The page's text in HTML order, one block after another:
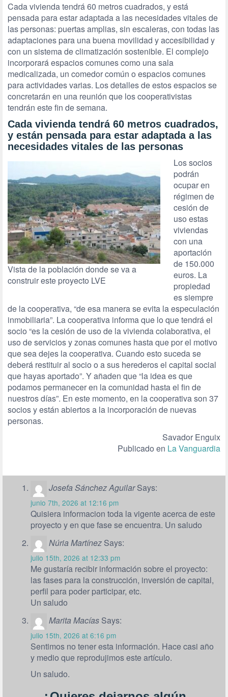
Cada vivienda tendrá 60 metros cuadrados, y está
pensada para estar adaptada a las necesidades vitales de
las personas: puertas amplias, sin escaleras, con todas las
adaptaciones para una buena movilidad y accesibilidad y
con un sistema de climatización sostenible. El complejo
incorporará espacios comunes como una sala
medicalizada, un comedor común o espacios comunes
para actividades varias. Los detalles de estos espacios se
concretarán en una reunión que los cooperativistas
tendrán este fin de semana.
Cada vivienda tendrá 60 metros cuadrados,
y están pensada para estar adaptada a las
necesidades vitales de las personas
Vista de la población donde se va a
construir este proyecto LVE
Los socios
podrán
ocupar en
régimen de
cesión de
uso estas
viviendas
con una
aportación
de 150.000
euros. La
propiedad
es siempre
de la cooperativa, “de esa manera se evita la especulación
inmobiliaria”. La cooperativa informa que lo que tendrá el
socio “es la cesión de uso de la vivienda colaborativa, el
uso de servicios y zonas comunes hasta que por el motivo
que sea dejes la cooperativa. Cuando esto suceda se
deberá restituir al socio o a sus herederos el capital social
que hayas aportado”. Y añaden que “la idea es que
podamos permanecer en la comunidad hasta el fin de
nuestros días”. En este momento, en la cooperativa son 37
socios y están abiertos a la incorporación de nuevas
personas.
Savador Enguix
Publicado en La Vanguardia
Josefa Sánchez AguilarSays:
junio 7th, 2026 at 12:16 pm
Quisiera informacion toda la vigente acerca de este
proyecto y en que fase se encuentra. Un saludo
Núria Martínez Says:
julio 15th, 2026 at 12:33 pm
Me gustaría recibir información sobre el proyecto:
las fases para la construcción, inversión de capital,
perfil para poder participar, etc.
Un saludo
Marita Macías Says:
julio 15th, 2026 at 6:16 pm
Sentimos no tener esta información. Hace casi año
y medio que reprodujimos este artículo.
Un saludo.